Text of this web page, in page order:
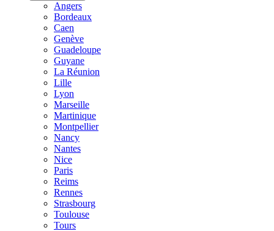
Angers
Bordeaux
Caen
Genève
Guadeloupe
Guyane
La Réunion
Lille
Lyon
Marseille
Martinique
Montpellier
Nancy
Nantes
Nice
Paris
Reims
Rennes
Strasbourg
Toulouse
Tours